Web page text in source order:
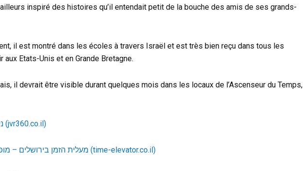
inspiré des histoires qu’il entendait petit de la bouche des amis de ses grands-
il est montré dans les écoles à travers Israël et est très bien reçu dans tous les
Etats-Unis et en Grande Bretagne.
il devrait être visible durant quelques mois dans les locaux de l’Ascenseur du Temps,
ניצחה הרוח – 360 מעלות באושוויץ (jvr360.co.il)
מעלית הזמן בירושלים – מופע ואטרקציה רב חושית בירושלים (time-elevator.co.il)